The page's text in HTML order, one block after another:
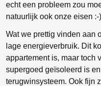
echt een probleem zou
natuurlijk ook onze eisen :-)
Wat we prettig vinden aan
lage energieverbruik. Dit
appartement is, maar toch
supergoed geïsoleerd is
terugwinsysteem. Ook fijn